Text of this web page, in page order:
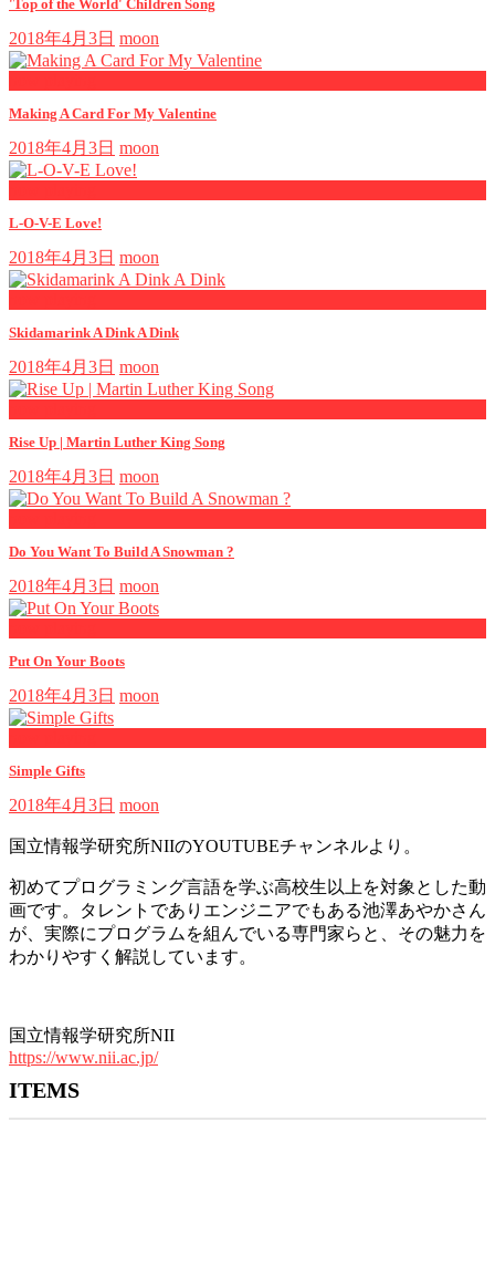
'Top of the World' Children Song
2018年4月3日 moon
Making A Card For My Valentine
2018年4月3日 moon
L-O-V-E Love!
2018年4月3日 moon
Skidamarink A Dink A Dink
2018年4月3日 moon
Rise Up | Martin Luther King Song
2018年4月3日 moon
Do You Want To Build A Snowman ?
2018年4月3日 moon
Put On Your Boots
2018年4月3日 moon
Simple Gifts
2018年4月3日 moon
国立情報学研究所NIIのYOUTUBEチャンネルより。
初めてプログラミング言語を学ぶ高校生以上を対象とした動
画です。タレントでありエンジニアでもある池澤あやかさん
が、実際にプログラムを組んでいる専門家らと、その魅力を
わかりやすく解説しています。
国立情報学研究所NII
https://www.nii.ac.jp/
ITEMS